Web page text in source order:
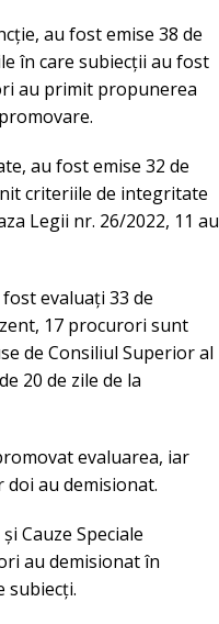
au fost emise 38 de
în care subiecții au fost
au primit propunerea
au fost emise 32 de
criteriile de integritate
Legii nr. 26/2022, 11 au
evaluați 33 de
17 procurori sunt
de Consiliul Superior al
20 de zile de la
evaluarea, iar
au demisionat.
Cauze Speciale
au demisionat în
subiecți.